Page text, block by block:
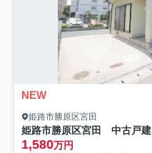
NEW
姫路市勝原区宮田
姫路市勝原区宮田 中古戸建
1,580万円